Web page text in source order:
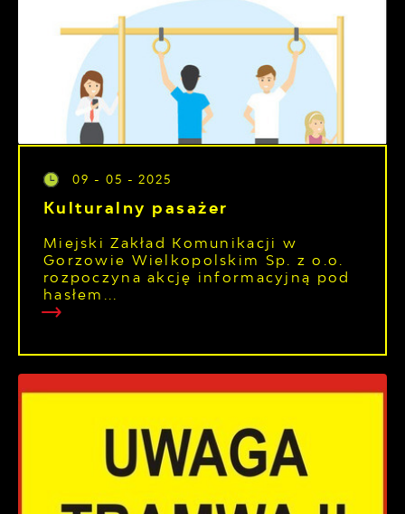
09 - 05 - 2025
Kulturalny pasażer
Miejski Zakład Komunikacji w
Gorzowie Wielkopolskim Sp. z o.o.
rozpoczyna akcję informacyjną pod
hasłem...